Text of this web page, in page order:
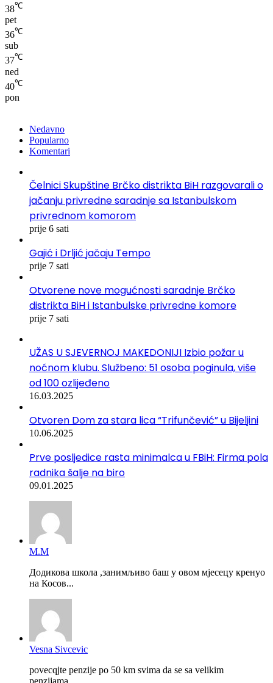
38℃
pet
36℃
sub
37℃
ned
40℃
pon
Nedavno
Popularno
Komentari
Čelnici Skupštine Brčko distrikta BiH razgovarali o
jačanju privredne saradnje sa Istanbulskom
privrednom komorom
prije 6 sati
Gajić i Drljić jačaju Tempo
prije 7 sati
Otvorene nove mogućnosti saradnje Brčko
distrikta BiH i Istanbulske privredne komore
prije 7 sati
UŽAS U SJEVERNOJ MAKEDONIJI Izbio požar u
noćnom klubu. Službeno: 51 osoba poginula, više
od 100 ozlijeđeno
16.03.2025
Otvoren Dom za stara lica “Trifunčević” u Bijeljini
10.06.2025
Prve posljedice rasta minimalca u FBiH: Firma pola
radnika šalje na biro
09.01.2025
М.М
Додикова школа ,занимљиво баш у овом мјесецу кренуо
на Косов...
Vesna Sivcevic
povecqjte penzije po 50 km svima da se sa velikim
penzijama...